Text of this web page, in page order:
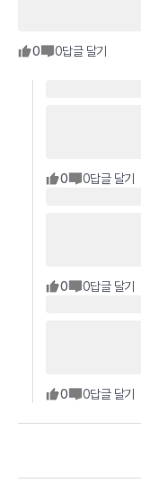
0 0답글 달기
0 0답글 달기
0 0답글 달기
0 0답글 달기